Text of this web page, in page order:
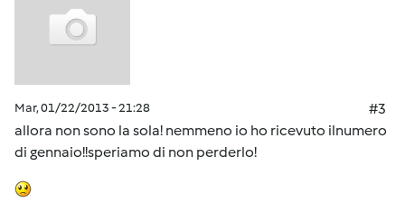
Mar, 01/22/2013 - 21:28
#3
allora non sono la sola! nemmeno io ho ricevuto ilnumero
di gennaio!!speriamo di non perderlo!